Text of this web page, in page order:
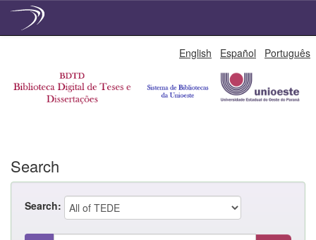
English Español Português
Search
Search: